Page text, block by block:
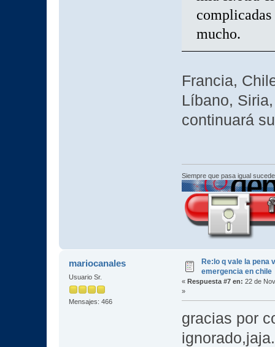
complicadas
mucho.
Francia,
Líbano,
continuará
Siempre que pasa igual
mariocanales
Usuario Sr.
Mensajes: 466
Re:lo q vale la pena
emergencia en chile
« Respuesta #7 en: 22 de
»
gracias por